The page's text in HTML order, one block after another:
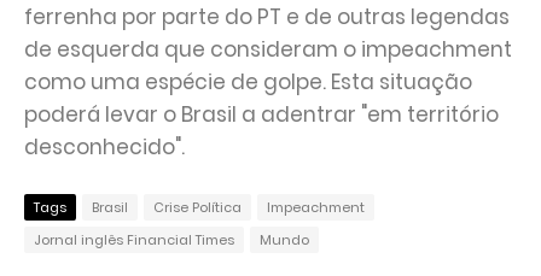
ferrenha por parte do PT e de outras legendas
de esquerda que consideram o impeachment
como uma espécie de golpe. Esta situação
poderá levar o Brasil a adentrar "em território
desconhecido".
Tags Brasil Crise Política
Impeachment
Jornal inglês Financial Times
Mundo